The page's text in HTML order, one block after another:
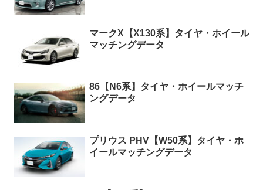
マークX【X130系】タイヤ・ホイール
マッチングデータ
86【N6系】タイヤ・ホイールマッチ
ングデータ
プリウス PHV【W50系】タイヤ・ホ
イールマッチングデータ